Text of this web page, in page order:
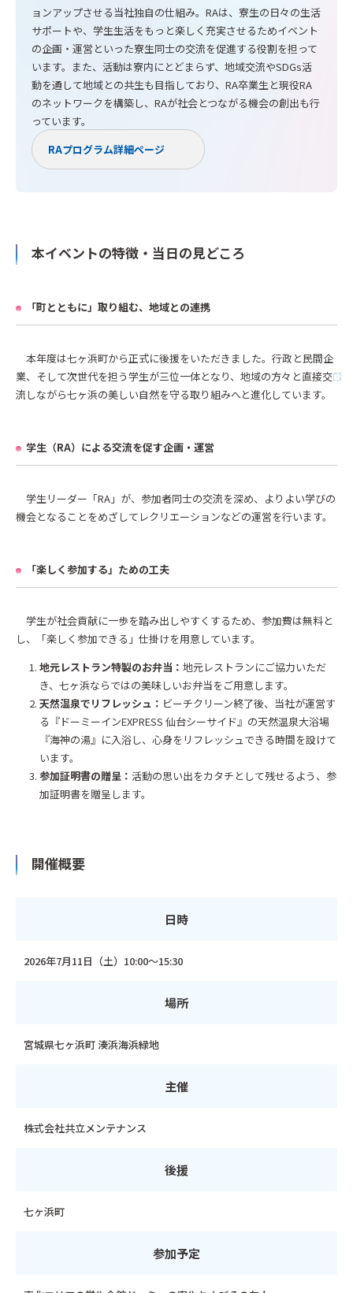
ョンアップさせる当社独自の仕組み。RAは、寮生の日々の生活
サポートや、学生生活をもっと楽しく充実させるためイベント
の企画・運営といった寮生同士の交流を促進する役割を担って
います。また、活動は寮内にとどまらず、地域交流やSDGs活
動を通して地域との共生も目指しており、RA卒業生と現役RA
のネットワークを構築し、RAが社会とつながる機会の創出も行
っています。
RAプログラム詳細ページ
本イベントの特徴・当日の見どころ
「町とともに」取り組む、地域との連携
本年度は七ヶ浜町から正式に後援をいただきました。行政と民間企
業、そして次世代を担う学生が三位一体となり、地域の方々と直接交
流しながら七ヶ浜の美しい自然を守る取り組みへと進化しています。
学生（RA）による交流を促す企画・運営
学生リーダー「RA」が、参加者同士の交流を深め、よりよい学びの
機会となることをめざしてレクリエーションなどの運営を行います。
「楽しく参加する」ための工夫
学生が社会貢献に一歩を踏み出しやすくするため、参加費は無料と
し、「楽しく参加できる」仕掛けを用意しています。
地元レストラン特製のお弁当： 地元レストランにご協力いただ
き、七ヶ浜ならではの美味しいお弁当をご用意します。
天然温泉でリフレッシュ： ビーチクリーン終了後、当社が運営す
る『ドーミーインEXPRESS 仙台シーサイド』の天然温泉大浴場
『海神の湯』に入浴し、心身をリフレッシュできる時間を設けて
います。
参加証明書の贈呈： 活動の思い出をカタチとして残せるよう、参
加証明書を贈呈します。
開催概要
日時
2026年7月11日（土）10:00～15:30
場所
宮城県七ヶ浜町 湊浜海浜緑地
主催
株式会社共立メンテナンス
後援
七ヶ浜町
参加予定